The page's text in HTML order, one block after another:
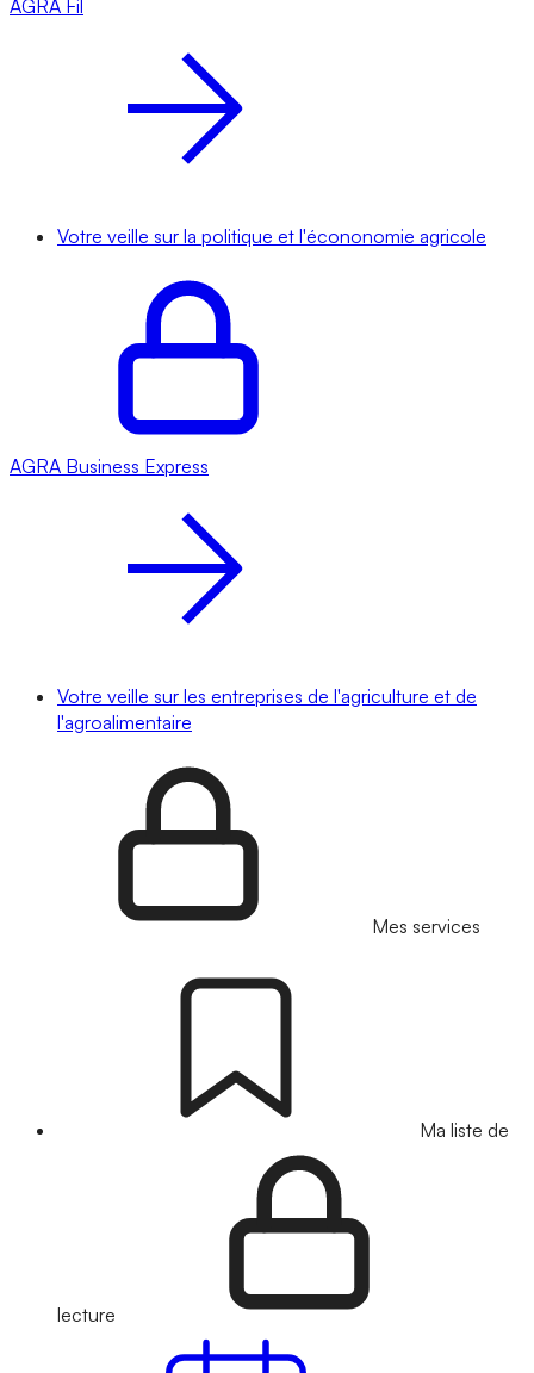
AGRA Fil
Votre veille sur la politique et l'écononomie agricole
AGRA Business Express
Votre veille sur les entreprises de l'agriculture et de
l'agroalimentaire
Mes services
Ma liste de
lecture